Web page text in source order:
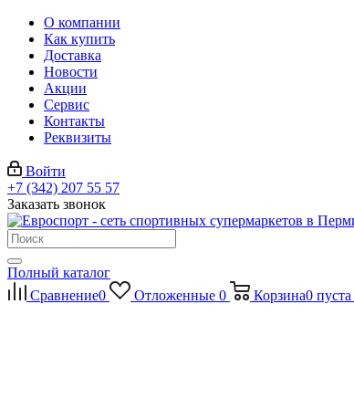
О компании
Как купить
Доставка
Новости
Акции
Сервис
Контакты
Реквизиты
Войти
+7 (342) 207 55 57
Заказать звонок
Полный каталог
Сравнение0 Отложенные 0 Корзина0 пуста